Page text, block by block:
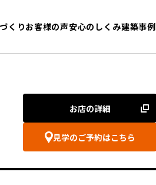
くりお客様の声安心のしくみ建築事例
お店の詳細
見学のご予約はこちら